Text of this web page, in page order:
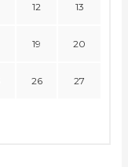
12 13
19 20
26 27